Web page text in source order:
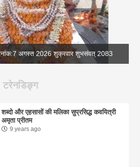
अगस्त 2026 शुक्रवार शुभसंवत् 2083
टरेनडिङ्ग
शब्दो और एहसासों की मलिका सुप्रसिद्ध कवयित्री
अमृता प्रीतम
9 years ago